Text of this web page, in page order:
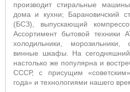
производит стиральные
дома и кухни; Барановичский
(БСЗ), выпускающий
Ассортимент бытовой техники
холодильники,
винные шкафы. На
настолько же популярна и
СССР, с присущим
года» и технологиями нашего